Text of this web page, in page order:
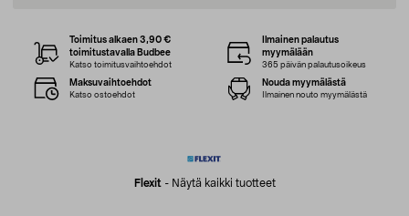
Flexit - Näytä kaikki tuotteet
Toimitus alkaen 3,90 €
toimitustavalla Budbee
Katso toimitusvaihtoehdot
Ilmainen palautus
myymälään
365 päivän palautusoikeus
Maksuvaihtoehdot
Katso ostoehdot
Nouda myymälästä
Ilmainen nouto myymälästä